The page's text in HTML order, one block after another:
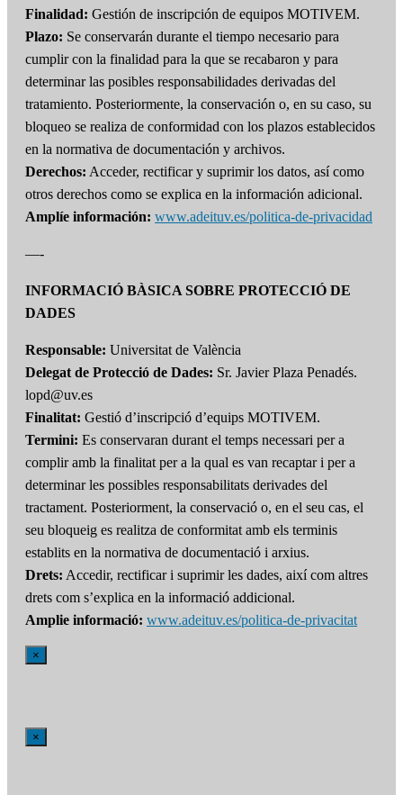
Finalidad: Gestión de inscripción de equipos MOTIVEM.
Plazo: Se conservarán durante el tiempo necesario para
cumplir con la finalidad para la que se recabaron y para
determinar las posibles responsabilidades derivadas del
tratamiento. Posteriormente, la conservación o, en su caso, su
bloqueo se realiza de conformidad con los plazos establecidos
en la normativa de documentación y archivos.
Derechos: Acceder, rectificar y suprimir los datos, así como
otros derechos como se explica en la información adicional.
Amplíe información: www.adeituv.es/politica-de-privacidad
—-
INFORMACIÓ BÀSICA SOBRE PROTECCIÓ DE
DADES
Responsable: Universitat de València
Delegat de Protecció de Dades: Sr. Javier Plaza Penadés.
lopd@uv.es
Finalitat: Gestió d’inscripció d’equips MOTIVEM.
Termini: Es conservaran durant el temps necessari per a
complir amb la finalitat per a la qual es van recaptar i per a
determinar les possibles responsabilitats derivades del
tractament. Posteriorment, la conservació o, en el seu cas, el
seu bloqueig es realitza de conformitat amb els terminis
establits en la normativa de documentació i arxius.
Drets: Accedir, rectificar i suprimir les dades, així com altres
drets com s’explica en la informació addicional.
Amplie informació: www.adeituv.es/politica-de-privacitat
×
×